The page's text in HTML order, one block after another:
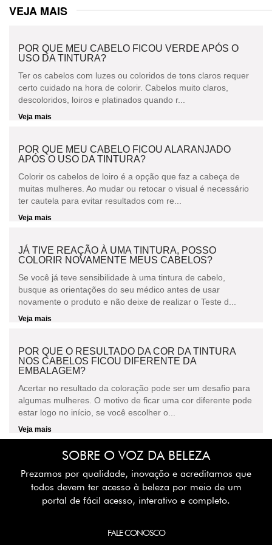
VEJA MAIS
POR QUE MEU CABELO FICOU VERDE APÓS O
USO DA TINTURA?
Ter os cabelos com luzes ou coloridos de tons claros requer
certo cuidado na hora de colorir. Cabelos muito claros,
descoloridos, loiros e platinados quando r...
Veja mais
POR QUE MEU CABELO FICOU ALARANJADO
APÓS O USO DA TINTURA?
Colorir os cabelos de loiro é a opção que faz a cabeça de
muitas mulheres. Ao mudar ou retocar o visual é necessário
ter cautela para evitar resultados com re...
Veja mais
JÁ TIVE REAÇÃO À UMA TINTURA, POSSO
COLORIR NOVAMENTE MEUS CABELOS?
Se você já teve sensibilidade à uma tintura de cabelo,
busque as orientações do seu médico antes de usar
novamente o produto e não deixe de realizar o Teste d...
Veja mais
POR QUE O RESULTADO DA COR DA TINTURA
NOS CABELOS FICOU DIFERENTE DA
EMBALAGEM?
Acertar no resultado da coloração pode ser um desafio para
algumas mulheres. O motivo de ficar uma cor diferente pode
estar logo no início, se você escolher o...
Veja mais
SOBRE O VOZ DA BELEZA
Prezamos por qualidade, inovação e acreditamos que
todos devem ter acesso à beleza por meio de um
portal de fácil acesso, interativo e completo.
FALE CONOSCO